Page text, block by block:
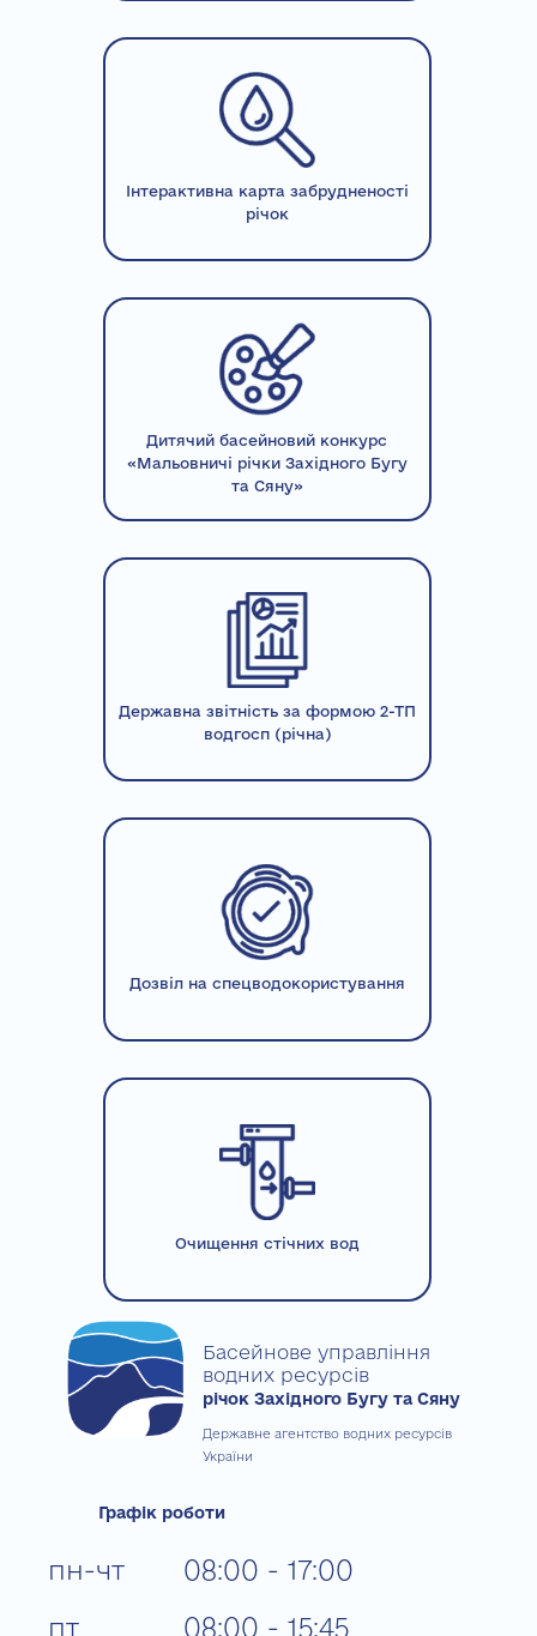
Інтерактивна карта забрудненості
річок
Дитячий басейновий конкурс
«Мальовничі річки Західного Бугу
та Сяну»
Державна звітність за формою 2-ТП
водгосп (річна)
Дозвіл на спецводокористування
Очищення стічних вод
Басейнове управління
водних ресурсів
річок Західного Бугу та Сяну
Державне агентство водних ресурсів
України
Графік роботи
пн-чт
пт
08:00 - 17:00
08:00 - 15:45